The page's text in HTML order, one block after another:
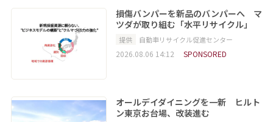
損傷バンパーを新品のバンパーへ マ
ツダが取り組む「水平リサイクル」
提供 自動車リサイクル促進センター
2026.08.06 14:12 SPONSORED
オールデイダイニングを一新 ヒルト
ン東京お台場、改装進む